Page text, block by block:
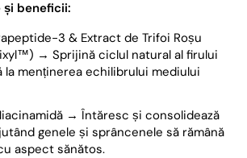
și beneficii:
3 & Extract de Trifoi Roșu
→ Sprijină ciclul natural al firului
la menținerea echilibrului mediului
→ Întăresc și consolidează
genele și sprâncenele să rămână
aspect sănătos.